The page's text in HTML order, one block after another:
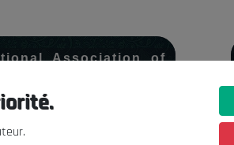
Association of
and Similar